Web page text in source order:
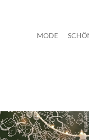
MODE